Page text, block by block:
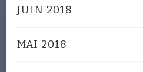
JUIN 2018
MAI 2018